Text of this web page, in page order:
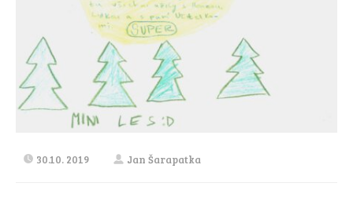
30.10. 2019 Jan Šarapatka